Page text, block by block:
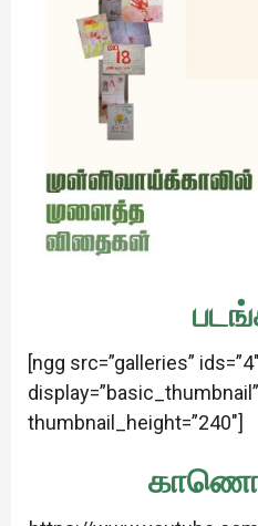
[ngg src=”galleries” ids=”4″
thumbnail_height=”240″]